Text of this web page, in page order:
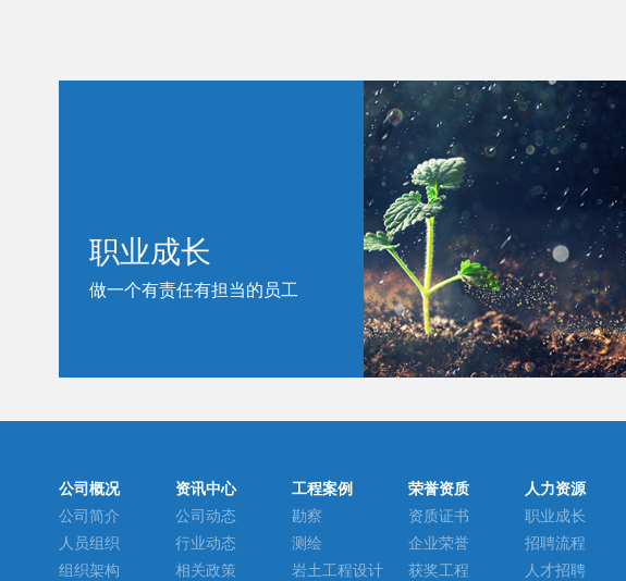
深综勘举办2022年新员工入职欢迎、拜师仪式及入职培训
2022.07.20
职业成长
做一个有责任有担当的员工
公司概况
公司简介
人员组织
组织架构
资讯中心
公司动态
行业动态
相关政策
工程案例
勘察
测绘
岩土工程设计
荣誉资质
资质证书
企业荣誉
获奖工程
人力资源
职业成长
招聘流程
人才招聘